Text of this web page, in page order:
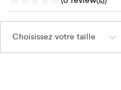
Choisissez votre taille